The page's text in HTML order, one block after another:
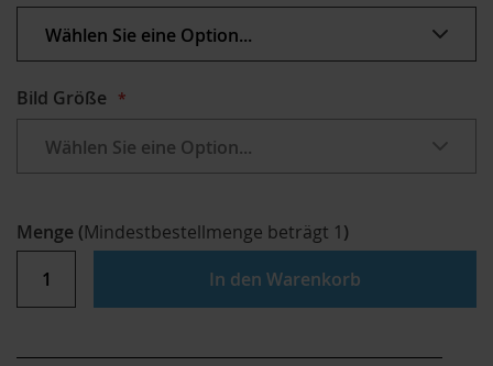
Bild Größe
Menge (Mindestbestellmenge beträgt 1)
In den Warenkorb